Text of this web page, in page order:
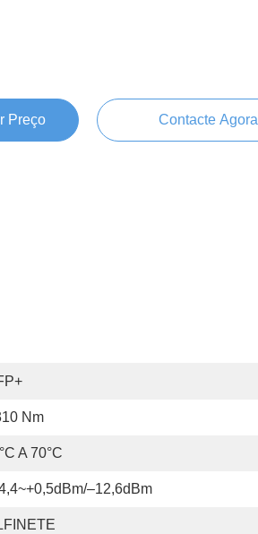
Preço Contacte Agora
Nm
A 70°C
–12,6dBm